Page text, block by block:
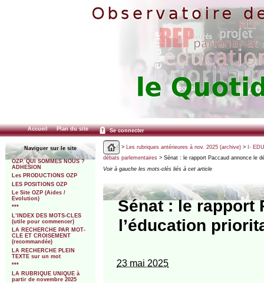
Accueil Plan du site Se connecter
Naviguer sur le site
OZP. QUI SOMMES NOUS ?
ADHESION
Les PRODUCTIONS OZP
LES POSITIONS OZP
Le Site OZP (Aides /
Evolution)
***
L’INDEX DES MOTS-CLES
(utile pour commencer)
LA RECHERCHE PAR MOT-
CLE ET CROISEMENT
(recommandée)
LA RECHERCHE PLEIN
TEXTE sur un mot
***
LA RUBRIQUE UNIQUE à
partir de novembre 2025
> Les rubriques antérieures à nov. 2025 (archive)> I-
débats parlementaires> Sénat : le rapport Paccaud annonce le
Voir à gauche les mots-clés liés à cet article
Sénat : le rapport
l’éducation
23 mai 2025